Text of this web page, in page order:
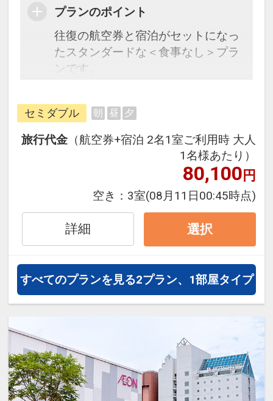
プランのポイント
往復の航空券と宿泊がセットになっ
たスタンダードな＜食事なし＞プラ
ンです。
できるダイナミックパッケージだか
ら、一都市滞在はもちろん周遊旅行
にも最適！
旅行期間中の1泊だけの宿泊や延
泊・飛び泊なども自由自在です。
フライトは、安心のJAL（または
JALグループ）確約！フライトマイ
ル50%貯まります。
オプションでレンタカーや現地交
通・体験プランなどの追加（同時予
約）が可能なプランもございます。
セミダブル 朝 昼 夕
旅行代金 （航空券+宿泊 2名1室ご利用時 大人
1名様あたり）
80,100円
空き： 3室(08月11日00:45時点)
詳細 選択
すべてのプランを見る2プラン、1部屋タイプ